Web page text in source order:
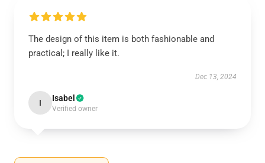
The design of this item is both fashionable and
practical; I really like it.
Dec 13, 2024
I Isabel
Verified owner